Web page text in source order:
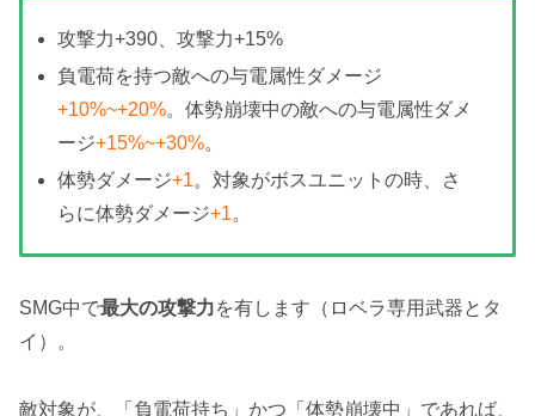
攻撃力+390、攻撃力+15%
負電荷を持つ敵への与電属性ダメージ
+10%~+20%。体勢崩壊中の敵への与電属性ダメ
ージ+15%~+30%。
体勢ダメージ+1。対象がボスユニットの時、さ
らに体勢ダメージ+1。
SMG中で最大の攻撃力を有します（ロベラ専用武器とタ
イ）。
敵対象が、「負電荷持ち」かつ「体勢崩壊中」であれば、